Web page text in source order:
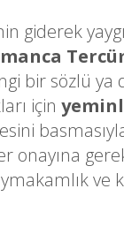
giderek
bir sözlü ya
için
onayına
ve